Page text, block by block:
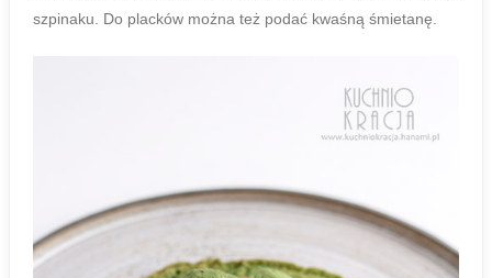
szpinaku. Do placków można też podać kwaśną śmietanę.